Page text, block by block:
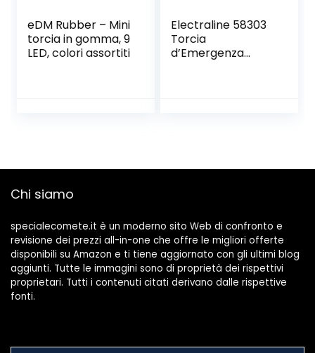
eDM Rubber – Mini
torcia in gomma, 9
LED, colori assortiti
Electraline 58303
Torcia
d’Emergenza
Chi siamo
specialecomete.it è un moderno sito Web di confronto e
revisione dei prezzi all-in-one che offre le migliori offerte
disponibili su Amazon e ti tiene aggiornato con gli ultimi blog
aggiunti. Tutte le immagini sono di proprietà dei rispettivi
proprietari. Tutti i contenuti citati derivano dalle rispettive
fonti.